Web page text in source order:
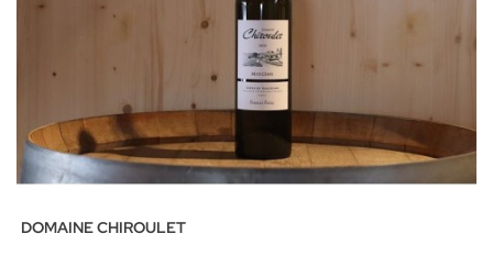
DOMAINE CHIROULET